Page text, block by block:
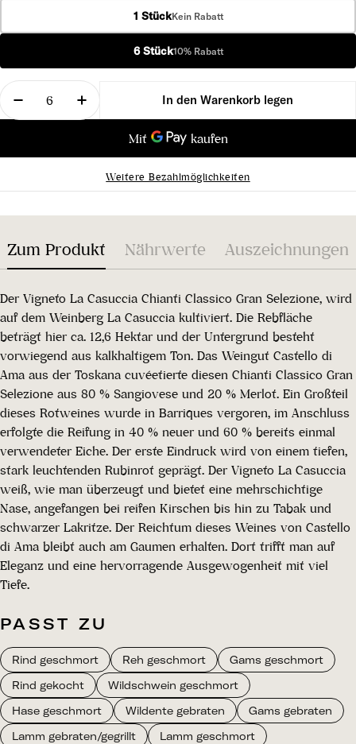
1 StückKein Rabatt
6 Stück10% Rabatt
Menge
Menge für Vigneto La Casuccia Chianti Classico
Menge für Vigneto La Casuccia Chianti
In den Warenkorb legen
Weitere Bezahlmöglichkeiten
Zum Produkt Nährwerte Auszeichnungen
Der Vigneto La Casuccia Chianti Classico Gran Selezione, wird
auf dem Weinberg La Casuccia kultiviert. Die Rebfläche
beträgt hier ca. 12,6 Hektar und der Untergrund besteht
vorwiegend aus kalkhaltigem Ton. Das Weingut Castello di
Ama aus der Toskana cuvéetierte diesen Chianti Classico Gran
Selezione aus 80 % Sangiovese und 20 % Merlot. Ein Großteil
dieses Rotweines wurde in Barriques vergoren, im Anschluss
erfolgte die Reifung in 40 % neuer und 60 % bereits einmal
verwendeter Eiche. Der erste Eindruck wird von einem tiefen,
stark leuchtenden Rubinrot geprägt. Der Vigneto La Casuccia
weiß, wie man überzeugt und bietet eine mehrschichtige
Nase, angefangen bei reifen Kirschen bis hin zu Tabak und
schwarzer Lakritze. Der Reichtum dieses Weines von Castello
di Ama bleibt auch am Gaumen erhalten. Dort trifft man auf
Eleganz und eine hervorragende Ausgewogenheit mit viel
Tiefe.
PASST ZU
Rind geschmort Reh geschmort
Gams geschmort
Rind gekocht
Wildschwein geschmort
Hase geschmort
Wildente gebraten
Gams gebraten
Lamm gebraten/gegrillt
Lamm geschmort